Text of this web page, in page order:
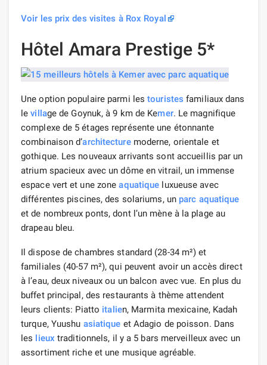
Voir les prix des visites à Rox Royal
Hôtel Amara Prestige 5*
Une option populaire parmi lestouristes familiaux dans
levillage de Goynuk, à 9 km de Kemer. Le magnifique
complexe de 5 étages représente une étonnante
combinaison d’architecturemoderne, orientale et
gothique. Les nouveaux arrivants sont accueillis par un
atrium spacieux avec un dôme en vitrail, un immense
espace vert et une zoneaquatique luxueuse avec
différentes piscines, des solariums, un parc aquatique
et de nombreux ponts, dont l’un mène à la plage au
drapeau bleu.
Il dispose de chambres standard (28-34 m²) et
familiales (40-57 m²), qui peuvent avoir un accès direct
à l’eau, deux niveaux ou un balcon avec vue. En plus du
buffet principal, des restaurants à thème attendent
leurs clients: Piatto italien, Marmita mexicaine, Kadah
turque, Yuushu asiatique et Adagio de poisson. Dans
les lieux traditionnels, il y a 5 bars merveilleux avec un
assortiment riche et une musique agréable.